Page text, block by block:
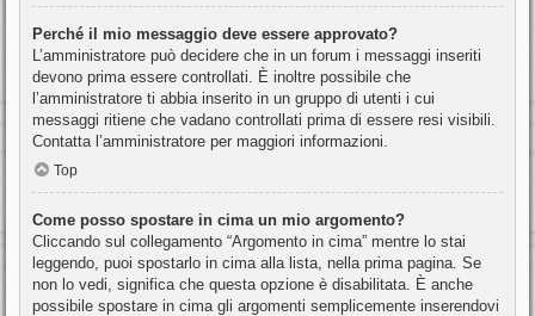
Perché il mio messaggio deve essere approvato?
L’amministratore può decidere che in un forum i messaggi inseriti
devono prima essere controllati. È inoltre possibile che
l’amministratore ti abbia inserito in un gruppo di utenti i cui
messaggi ritiene che vadano controllati prima di essere resi visibili.
Contatta l’amministratore per maggiori informazioni.
Top
Come posso spostare in cima un mio argomento?
Cliccando sul collegamento “Argomento in cima” mentre lo stai
leggendo, puoi spostarlo in cima alla lista, nella prima pagina. Se
non lo vedi, significa che questa opzione è disabilitata. È anche
possibile spostare in cima gli argomenti semplicemente inserendovi